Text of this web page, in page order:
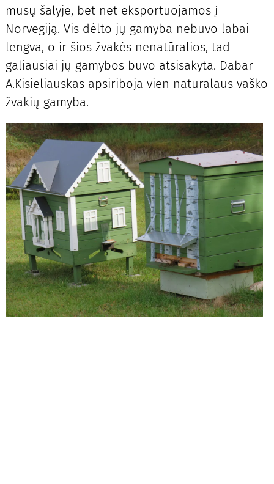
mūsų šalyje, bet net eksportuojamos į
Norvegiją. Vis dėlto jų gamyba nebuvo labai
lengva, o ir šios žvakės nenatūralios, tad
galiausiai jų gamybos buvo atsisakyta. Dabar
A.Kisieliauskas apsiriboja vien natūralaus vaško
žvakių gamyba.